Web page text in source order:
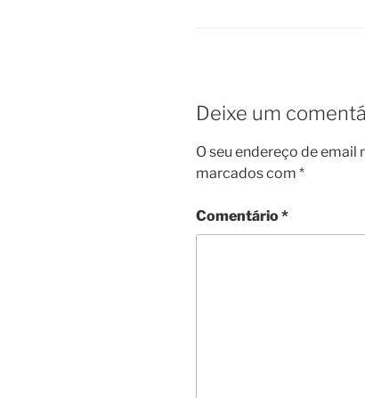
Deixe um
O seu endereço de email
marcados com *
Comentário*